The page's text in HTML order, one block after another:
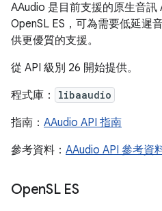
AAudio 是目前支援的原生音訊
OpenSL ES，可為需要低延遲
供更優質的支援。
從 API 級別 26 開始提供。
程式庫：
libaaudio
指南： AAudio API 指南
參考資料： AAudio API 參考資
OpenSL ES